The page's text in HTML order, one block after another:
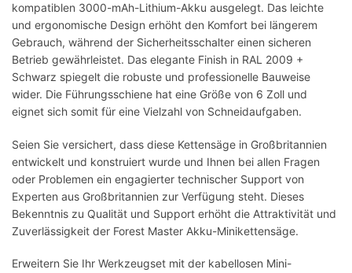
kompatiblen 3000-mAh-Lithium-Akku ausgelegt. Das leichte
und ergonomische Design erhöht den Komfort bei längerem
Gebrauch, während der Sicherheitsschalter einen sicheren
Betrieb gewährleistet. Das elegante Finish in RAL 2009 +
Schwarz spiegelt die robuste und professionelle Bauweise
wider. Die Führungsschiene hat eine Größe von 6 Zoll und
eignet sich somit für eine Vielzahl von Schneidaufgaben.
Seien Sie versichert, dass diese Kettensäge in Großbritannien
entwickelt und konstruiert wurde und Ihnen bei allen Fragen
oder Problemen ein engagierter technischer Support von
Experten aus Großbritannien zur Verfügung steht. Dieses
Bekenntnis zu Qualität und Support erhöht die Attraktivität und
Zuverlässigkeit der Forest Master Akku-Minikettensäge.
Erweitern Sie Ihr Werkzeugset mit der kabellosen Mini-